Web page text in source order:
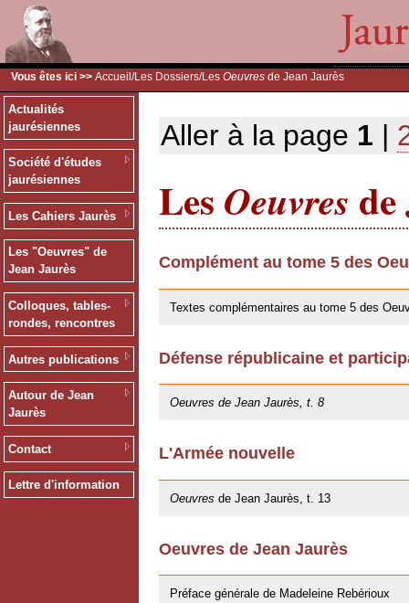
Vous êtes ici >> Accueil /Les Dossiers/Les Oeuvres de Jean Jaurès
Actualités
jaurésiennes
Société d'études
jaurésiennes
Les Cahiers Jaurès
Les "Oeuvres" de
Jean Jaurès
Colloques, tables-
rondes, rencontres
Autres publications
Autour de Jean
Jaurès
Contact
Lettre d'information
Aller à la page 1 |
Les Oeuvres
Complément au tome 5 des
Textes complémentaires au tome 5 des
Défense républicaine et
Oeuvres de Jean Jaurès, t. 8
L'Armée nouvelle
Oeuvres de Jean Jaurès, t. 13
Oeuvres de Jean Jaurès
Préface générale de Madeleine Rebérioux